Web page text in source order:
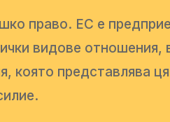
право. ЕС е
видове
която представлява